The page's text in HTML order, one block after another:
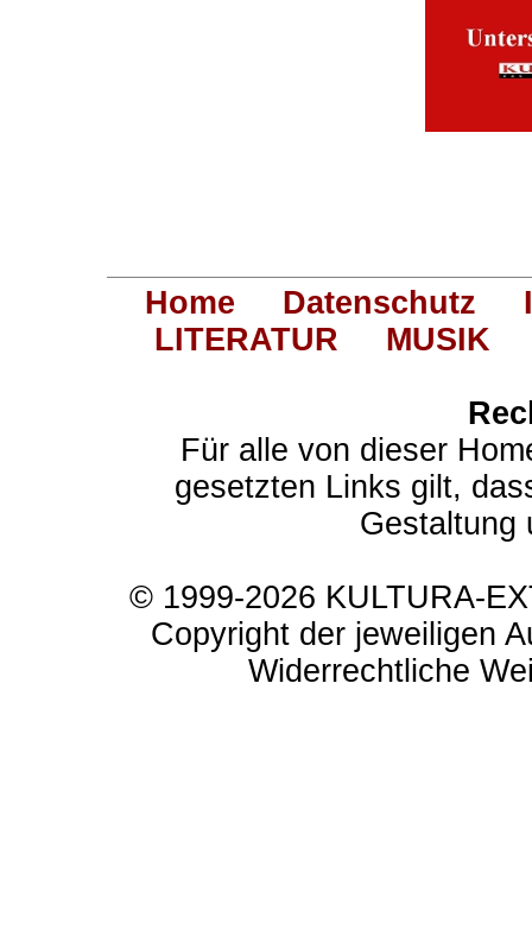
Home Datenschutz
LITERATUR
MUSIK
Für alle von dieser
gesetzten Links gilt,
Gestaltung
© 1999-2026 KULTURA-
Copyright der jeweiligen
Widerrechtliche